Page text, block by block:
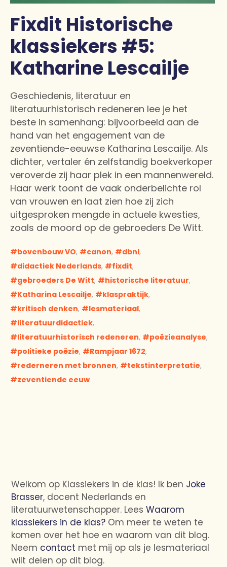
Fixdit Historische
klassiekers #5:
Katharine Lescailje
Geschiedenis, literatuur en
literatuurhistorisch redeneren lee je het
beste in samenhang: bijvoorbeeld aan de
hand van het engagement van de
zeventiende-eeuwse Katharina Lescailje. Als
dichter, vertaler én zelfstandig boekverkoper
veroverde zij haar plek in een mannenwereld.
Haar werk toont de vaak onderbelichte rol
van vrouwen en laat zien hoe zij zich
uitgesproken mengde in actuele kwesties,
zoals de moord op de gebroeders De Witt.
bovenbouw VO, canon, dbnl,
didactiek Nederlands, fixdit,
gebroeders De Witt, historische literatuur,
Katharina Lescailje, klaspraktijk,
kritisch denken, lesmateriaal,
literatuurdidactiek,
literatuurhistorisch redeneren, poëzieanalyse,
politieke poëzie, Rampjaar 1672,
rederneren met bronnen, tekstinterpretatie,
zeventiende eeuw
Welkom op Klassiekers in de klas! Ik ben Joke
Brasser, docent Nederlands en
literatuurwetenschapper. LeesWaarom
klassiekers in de klas? Om meer te weten te
komen over het hoe en waarom van dit blog.
Neem contact met mij op als je lesmateriaal
wilt delen op dit blog.